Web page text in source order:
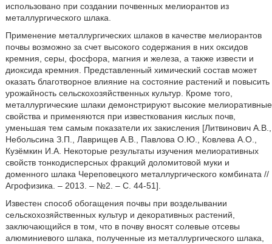
использовано при создании почвенных мелиорантов из
металлургического шлака.
Применение металлургических шлаков в качестве мелиорантов
почвы возможно за счет высокого содержания в них оксидов
кремния, серы, фосфора, магния и железа, а также извести и
диоксида кремния. Представленный химический состав может
оказать благотворное влияние на состояние растений и повысить
урожайность сельскохозяйственных культур. Кроме того,
металлургические шлаки демонстрируют высокие мелиоративные
свойства и применяются при известкования кислых почв,
уменьшая тем самым показатели их закисления [Литвинович А.В.,
Небольсина З.П., Лаврищев А.В., Павлова О.Ю., Ковлева А.О.,
Кузёмкин И.А. Некоторые результаты изучения мелиоративных
свойств тонкодисперсных фракций доломитовой муки и
доменного шлака Череповецкого металлургического комбината //
Агрофизика. – 2013. – №2. – С. 44-51].
Известен способ обогащения почвы при возделывании
сельскохозяйственных культур и декоративных растений,
заключающийся в том, что в почву вносят солевые отсевы
алюминиевого шлака, полученные из металлургического шлака,